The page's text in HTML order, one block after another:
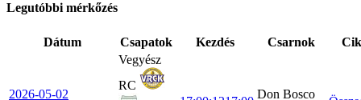
Legutóbbi mérkőzés
Dátum Csapatok Kezdés Csarnok
2026-05-02
Vegyész
RC
Don Bosco